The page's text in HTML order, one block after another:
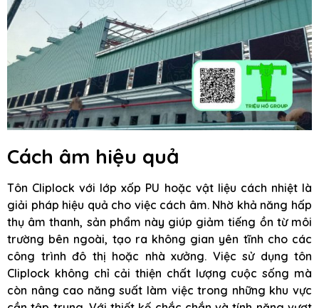
Cách âm hiệu quả
Tôn Cliplock với lớp xốp PU hoặc vật liệu cách nhiệt là
giải pháp hiệu quả cho việc cách âm. Nhờ khả năng hấp
thụ âm thanh, sản phẩm này giúp giảm tiếng ồn từ môi
trường bên ngoài, tạo ra không gian yên tĩnh cho các
công trình đô thị hoặc nhà xưởng. Việc sử dụng tôn
Cliplock không chỉ cải thiện chất lượng cuộc sống mà
còn nâng cao năng suất làm việc trong những khu vực